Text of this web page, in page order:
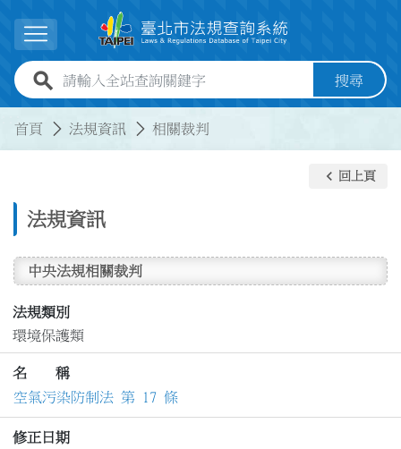
展開選單
全站查詢關鍵字欄位 搜尋
首頁 法規資訊 相關裁判
法規資訊
keyboard_arrow_left 回上頁
中央法規相關裁判
法規類別
環境保護類
名 稱
空氣污染防制法 第 17 條
修正日期